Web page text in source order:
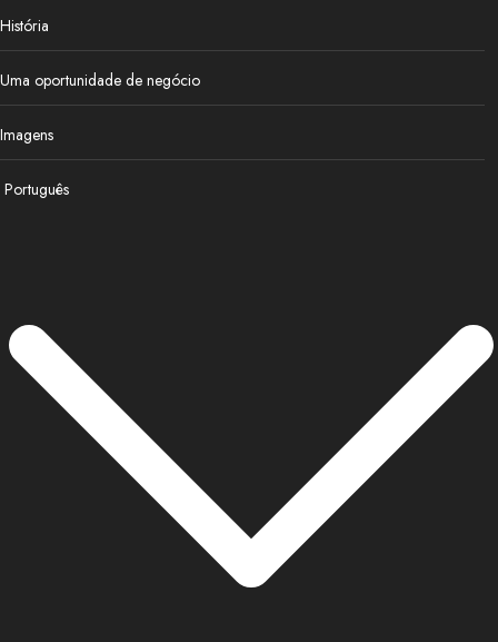
História
Uma oportunidade de negócio
Imagens
Português